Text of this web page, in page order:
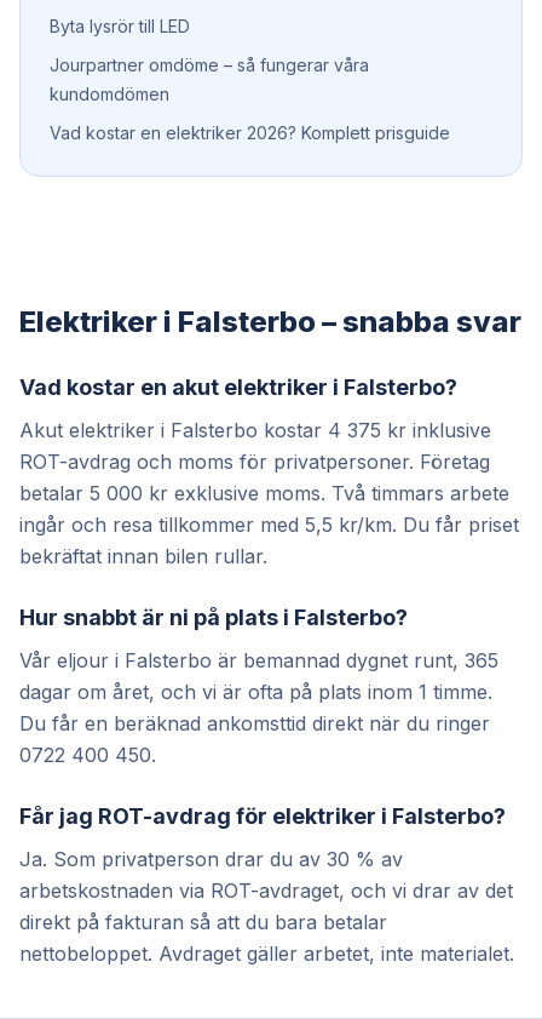
Byta lysrör till LED
Jourpartner omdöme – så fungerar våra
kundomdömen
Vad kostar en elektriker 2026? Komplett prisguide
Elektriker i Falsterbo – snabba svar
Vad kostar en akut elektriker i Falsterbo?
Akut elektriker i Falsterbo kostar 4 375 kr inklusive
ROT-avdrag och moms för privatpersoner. Företag
betalar 5 000 kr exklusive moms. Två timmars arbete
ingår och resa tillkommer med 5,5 kr/km. Du får priset
bekräftat innan bilen rullar.
Hur snabbt är ni på plats i Falsterbo?
Vår eljour i Falsterbo är bemannad dygnet runt, 365
dagar om året, och vi är ofta på plats inom 1 timme.
Du får en beräknad ankomsttid direkt när du ringer
0722 400 450.
Får jag ROT-avdrag för elektriker i Falsterbo?
Ja. Som privatperson drar du av 30 % av
arbetskostnaden via ROT-avdraget, och vi drar av det
direkt på fakturan så att du bara betalar
nettobeloppet. Avdraget gäller arbetet, inte materialet.